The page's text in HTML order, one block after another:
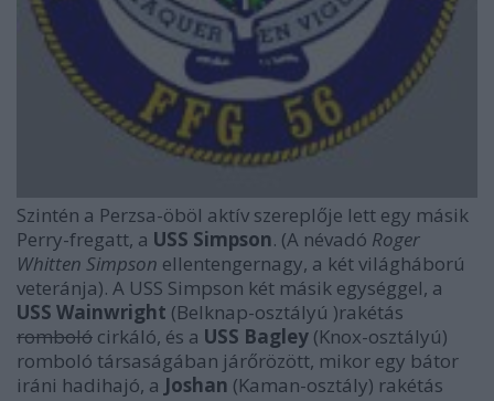
Szintén a Perzsa-öböl aktív szereplője lett egy másik
Perry-fregatt, a USS Simpson. (A névadó Roger
Whitten Simpson ellentengernagy, a két világháború
veteránja). A USS Simpson két másik egységgel, a
USS Wainwright (Belknap-osztályú )rakétás
romboló cirkáló, és a USS Bagley (Knox-osztályú)
romboló társaságában járőrözött, mikor egy bátor
iráni hadihajó, a Joshan (Kaman-osztály) rakétás